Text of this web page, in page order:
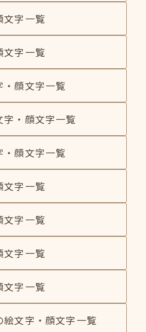
文字一覧
文字一覧
・顔文字一覧
字・顔文字一覧
顔文字一覧
文字一覧
文字一覧
文字一覧
文字一覧
文字・顔文字一覧